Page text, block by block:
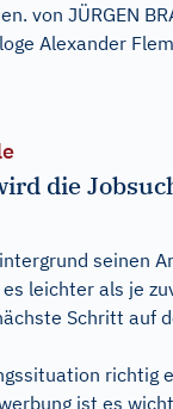
von JÜRGEN
Alexander
die
seinen
leichter als je
Schritt auf
richtig
ist es